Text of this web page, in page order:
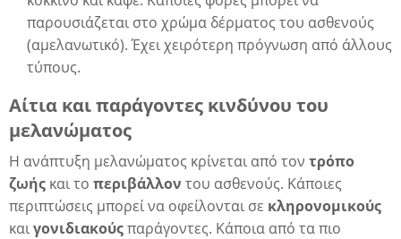
παρουσιάζεται στο χρώμα δέρματος του ασθενούς
(αμελανωτικό). Έχει χειρότερη πρόγνωση από άλλους
τύπους.
Αίτια και παράγοντες κινδύνου του
μελανώματος
Η ανάπτυξη μελανώματος κρίνεται από τον τρόπο
ζωής και το περιβάλλον του ασθενούς. Κάποιες
περιπτώσεις μπορεί να οφείλονται σε κληρονομικούς
καιγονιδιακούςπαράγοντες. Κάποια από τα πιο